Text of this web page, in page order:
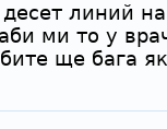
линий
ми то у
ще бага